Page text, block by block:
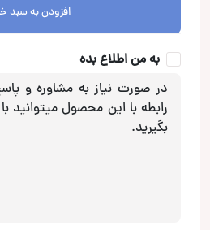
افزودن به سبد
به من اطلاع بده
در صورت نیاز به مشاوره و
رابطه با این محصول میتوانید
بگیرید.